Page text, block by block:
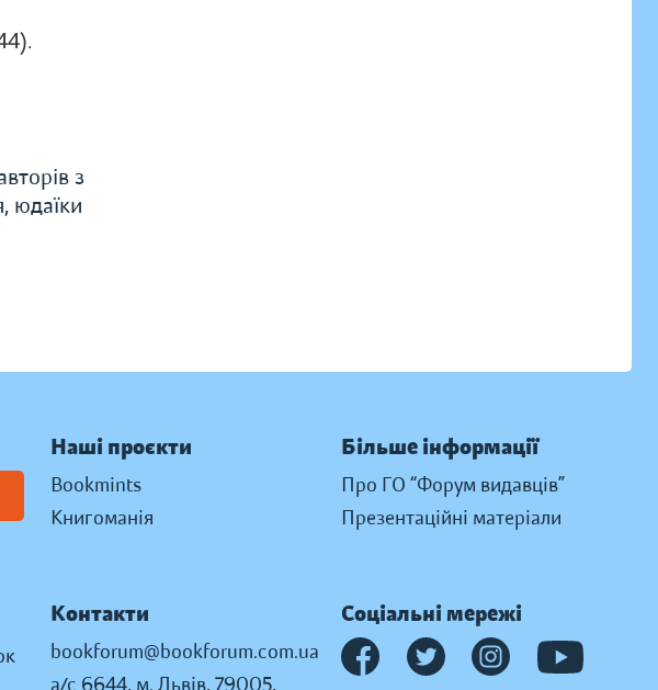
з
юдаїки
Наші проєкти
Bookmints
Книгоманія
Більше інформації
Про ГО “Форум видавців”
Презентаційні матеріали
Контакти
bookforum@bookforum.com.ua
а/с 6644, м. Львів, 79005,
Соціальні мережі